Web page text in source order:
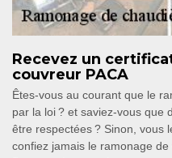
Recevez un
couvreur PACA
Êtes-vous au courant que le
par la loi ? et saviez-vous que
être respectées ? Sinon, vous
confiez jamais le ramonage